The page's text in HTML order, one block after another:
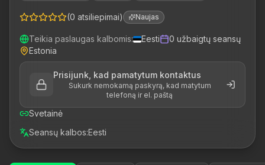
(0 atsiliepimai) Naujas
Teikia paslaugas kalbomis: Eesti 0 užbaigtų seansų
Estonia
Prisijunk, kad pamatytum kontaktus
Sukurk nemokamą paskyrą, kad matytum
telefoną ir el. paštą
Svetainė
Seansų kalbos:Eesti